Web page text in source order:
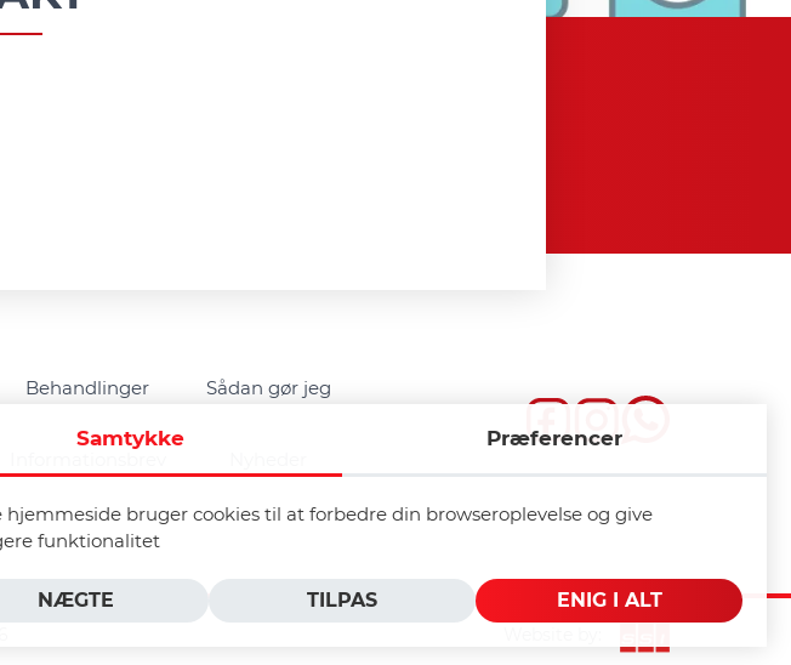
Behandlinger Sådan gør jeg
Samtykke Præferencer
hjemmeside bruger cookies til at forbedre din browseroplevelse og give
funktionalitet
NÆGTE TILPAS ENIG I ALT